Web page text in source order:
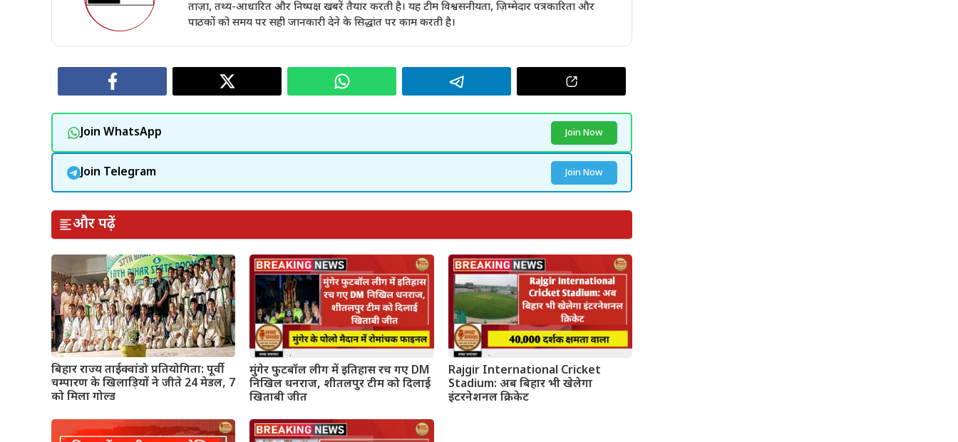
ताज़ा, तथ्य-आधारित और निष्पक्ष खबरें तैयार करती है। यह टीम विश्वसनीयता, ज़िम्मेदार पत्रकारिता और
पाठकों को समय पर सही जानकारी देने के सिद्धांत पर काम करती है।
Join WhatsApp Join Now
Join Telegram Join Now
और पढ़ें
बिहार राज्य ताईक्वांडो प्रतियोगिता: पूर्वी
चम्पारण के खिलाड़ियों ने जीते 24 मेडल, 7
को मिला गोल्ड
मुंगेर फुटबॉल लीग में इतिहास रच गए DM
निखिल धनराज, शीतलपुर टीम को दिलाई
खिताबी जीत
Rajgir International Cricket
Stadium: अब बिहार भी खेलेगा
इंटरनेशनल क्रिकेट